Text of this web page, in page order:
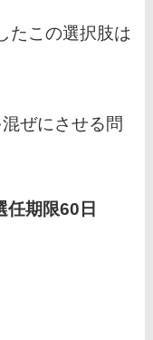
たこの選択肢は
ぜにさせる問
任期限60日